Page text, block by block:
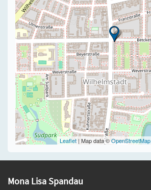
Leaflet | Map data ©OpenStreetMap
Mona Lisa Spandau